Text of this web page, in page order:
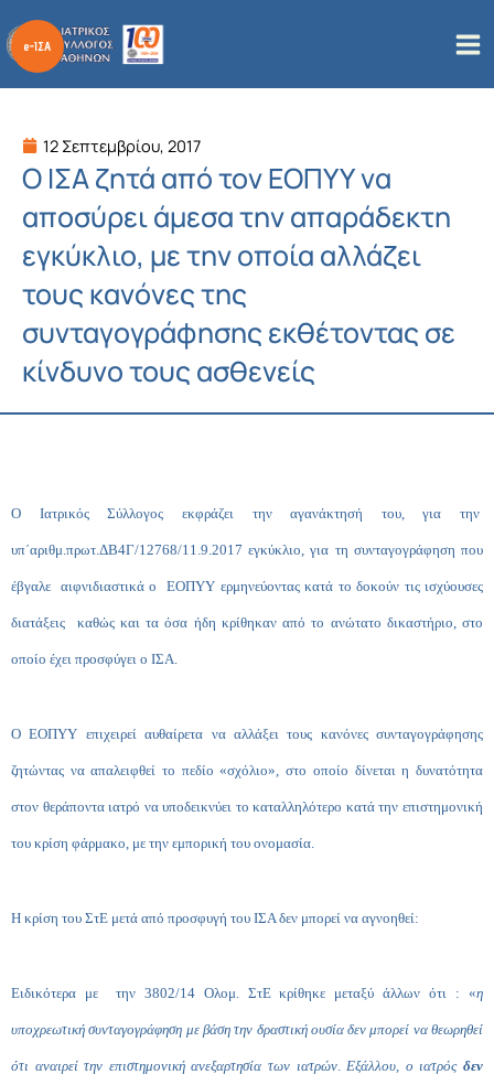
στο
περιεχόμενο
12 Σεπτεμβρίου, 2017
Ο ΙΣΑ ζητά από τον ΕΟΠΥΥ να
αποσύρει άμεσα την απαράδεκτη
εγκύκλιο, με την οποία αλλάζει
τους κανόνες της
συνταγογράφησης εκθέτοντας σε
κίνδυνο τους ασθενείς
Ο Ιατρικός Σύλλογος εκφράζει την αγανάκτησή του, για την
υπ΄αριθμ.πρωτ.ΔΒ4Γ/12768/11.9.2017 εγκύκλιο, για τη συνταγογράφηση που
έβγαλε αιφνιδιαστικά ο ΕΟΠΥΥ ερμηνεύοντας κατά το δοκούν τις ισχύουσες
διατάξεις καθώς και τα όσα ήδη κρίθηκαν από το ανώτατο δικαστήριο, στο
οποίο έχει προσφύγει ο ΙΣΑ.
Ο ΕΟΠΥΥ επιχειρεί αυθαίρετα να αλλάξει τους κανόνες συνταγογράφησης
ζητώντας να απαλειφθεί το πεδίο «σχόλιο», στο οποίο δίνεται η δυνατότητα
στον θεράποντα ιατρό να υποδεικνύει το καταλληλότερο κατά την επιστημονική
του κρίση φάρμακο, με την εμπορική του ονομασία.
Η κρίση του ΣτΕ μετά από προσφυγή του ΙΣΑ δεν μπορεί να αγνοηθεί:
Ειδικότερα με την 3802/14 Ολομ. ΣτΕ κρίθηκε μεταξύ άλλων ότι : «η
υποχρεωτική συνταγογράφηση με βάση την δραστική ουσία δεν μπορεί να θεωρηθεί
ότι αναιρεί την επιστημονική ανεξαρτησία των ιατρών.Εξάλλου, ο ιατρόςδεν